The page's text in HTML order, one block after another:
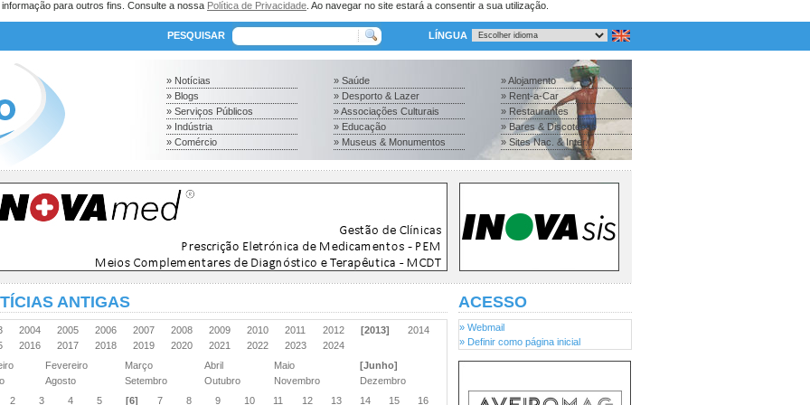
para outros fins. Consulte a nossa Política de Privacidade . Ao navegar no site estará a consentir a sua utilização.
PESQUISAR LÍNGUA
» Notícias
» Blogs
» Serviços Públicos
» Indústria
» Comércio
» Saúde
» Desporto & Lazer
» Associações Culturais
» Educação
» Museus & Monumentos
» Alojamento
» Rent-a-Car
» Restaurantes
» Bares & Discotecas
» Sites Nac. & Inter.
ANTIGAS
2004 2005 2006 2007 2008 2009 2010 2011 2012 [2013]
2014
2016 2017 2018 2019 2020 2021 2022 2023
2024
Fevereiro Março Abril Maio
[Junho]
Agosto Setembro Outubro Novembro
Dezembro
2
3 4 5 [6] 7 8 9 10 11 12 13 14 15 16
ACESSO
» Webmail
» Definir como página inicial